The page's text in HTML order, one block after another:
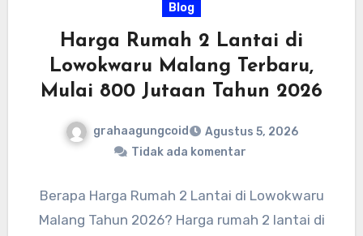
Blog
Harga Rumah 2 Lantai di
Lowokwaru Malang Terbaru,
Mulai 800 Jutaan Tahun 2026
grahaagungcoid
Agustus 5, 2026
Tidak ada komentar
Berapa Harga Rumah 2 Lantai di Lowokwaru
Malang Tahun 2026? Harga rumah 2 lantai di